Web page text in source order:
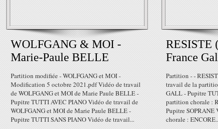
WOLFGANG & MOI -
Marie-Paule BELLE
Partition modifiée - WOLFGANG et MOI -
Modification 5 octobre 2021.pdf Vidéo de travail
de WOLFGANG et MOI de Marie Paule BELLE -
Pupitre TUTTI AVEC PIANO Vidéo de travail de
WOLFGANG et MOI de Marie Paule BELLE -
Pupitre TUTTI SANS PIANO Vidéo de travail...
RESISTE
France
Partition - -
travail de la
GALL - Pupitre
partition chorale :
Pupitre
chorale :